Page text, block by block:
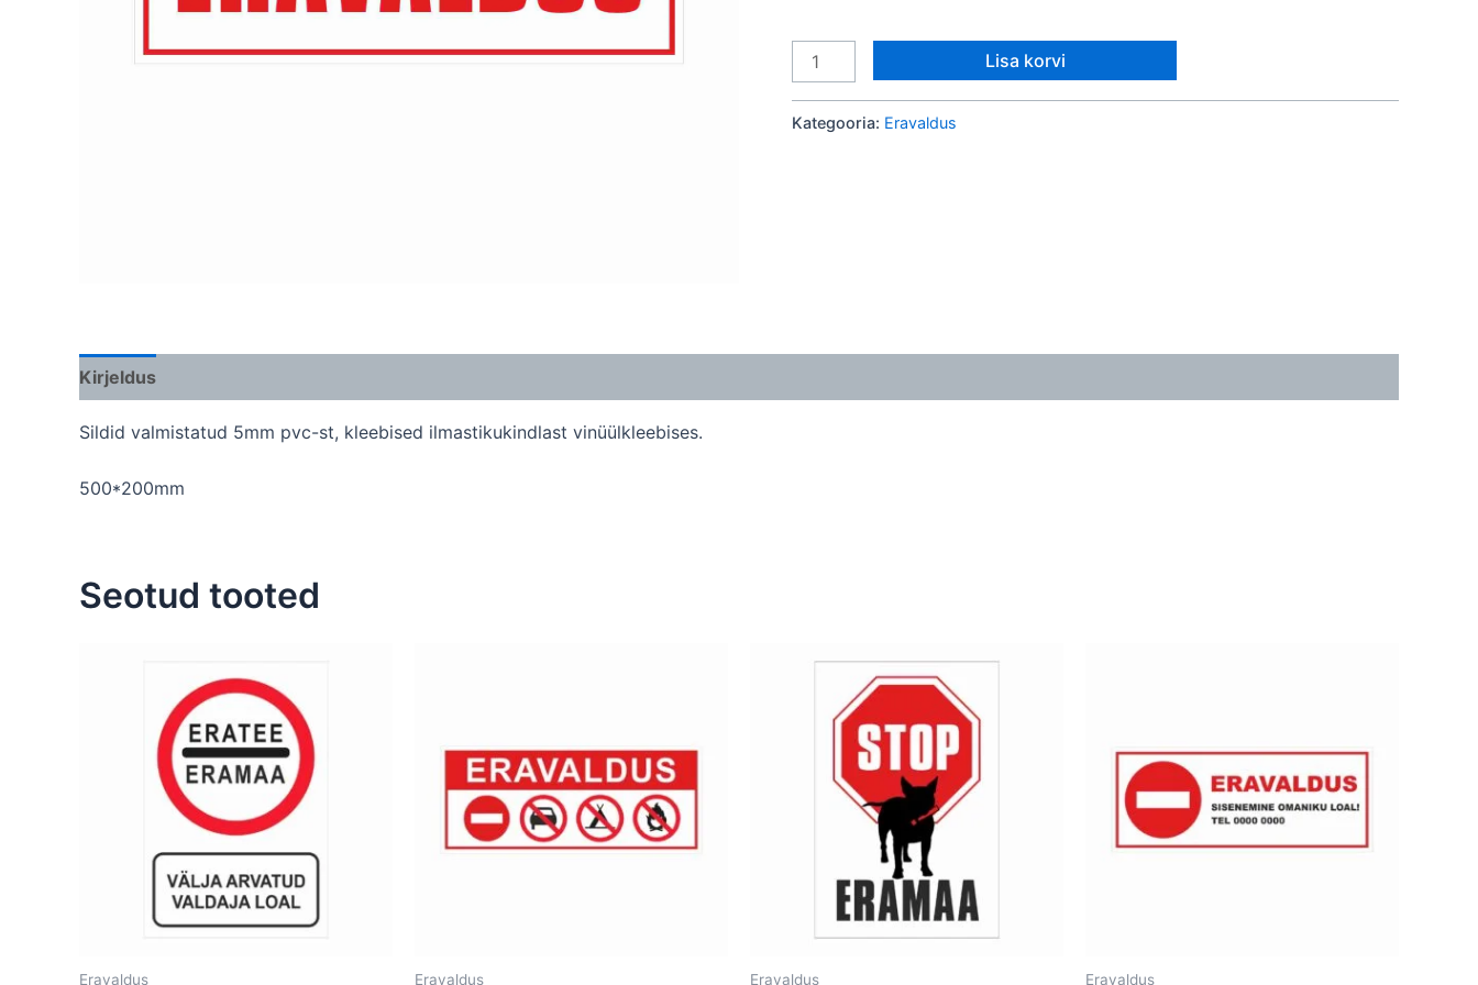
Lisa korvi
Kategooria: Eravaldus
Kirjeldus
Sildid valmistatud 5mm pvc-st, kleebised ilmastikukindlast vinüülkleebises.
500*200mm
Seotud tooted
Eravaldus
kuni
26,00 €
tootel
on
mitu
varianti.
Valikuid
saab
teha
tootelehel.
Eravaldus Eravaldus Eravaldus